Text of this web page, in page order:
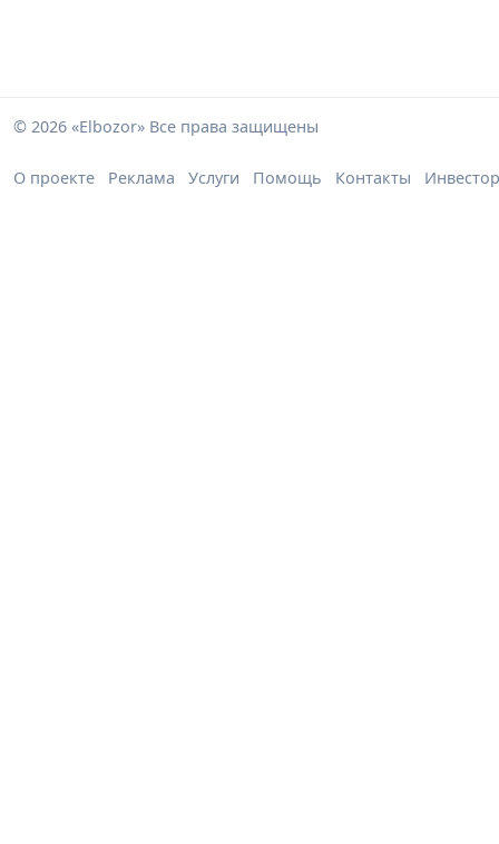
© 2026 «Elbozor» Все права защищены
О проекте Реклама Услуги Помощь Контакты